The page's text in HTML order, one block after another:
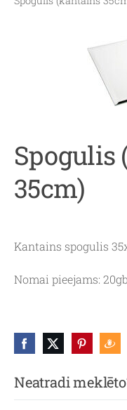
Neatradi
Spogulis
35cm)
Kantains spogulis
Nomai pieejams: 20gb